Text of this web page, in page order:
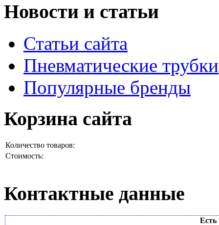
Новости и статьи
Статьи сайта
Пневматические трубки
Популярные бренды
Корзина сайта
Количество товаров:
Стоимость:
Контактные данные
Есть